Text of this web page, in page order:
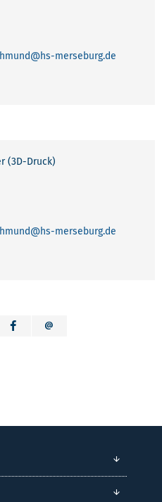
@hs-merseburg.de
(3D-Druck)
@hs-merseburg.de